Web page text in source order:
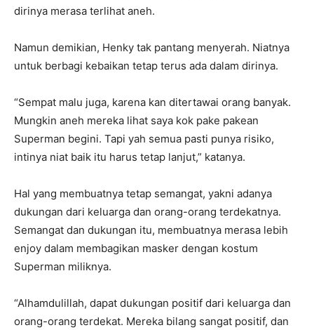
dirinya merasa terlihat aneh.
Namun demikian, Henky tak pantang menyerah. Niatnya
untuk berbagi kebaikan tetap terus ada dalam dirinya.
“Sempat malu juga, karena kan ditertawai orang banyak.
Mungkin aneh mereka lihat saya kok pake pakean
Superman begini. Tapi yah semua pasti punya risiko,
intinya niat baik itu harus tetap lanjut,” katanya.
Hal yang membuatnya tetap semangat, yakni adanya
dukungan dari keluarga dan orang-orang terdekatnya.
Semangat dan dukungan itu, membuatnya merasa lebih
enjoy dalam membagikan masker dengan kostum
Superman miliknya.
“Alhamdulillah, dapat dukungan positif dari keluarga dan
orang-orang terdekat. Mereka bilang sangat positif, dan